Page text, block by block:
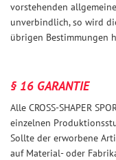
vorstehenden
unverbindlich, so wird
übrigen Bestimmungen
§ 16 GARANTIE
Alle CROSS-SHAPER
einzelnen
Sollte der erworbene
auf Material- oder